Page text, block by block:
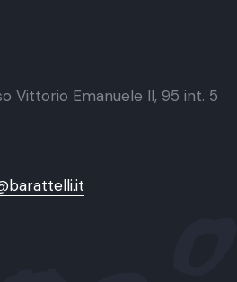
Vittorio Emanuele II, 95 int. 5